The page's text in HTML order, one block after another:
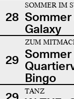
28
SOMMER IM
Sommer
Galaxy
29
ZUM
Sommer
Bingo
TANZ